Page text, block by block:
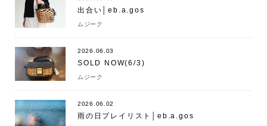
出合い│eb.a.gos
ムジーク
2026.06.03
SOLD NOW(6/3)
ムジーク
2026.06.02
雨の日プレイリスト│eb.a.gos